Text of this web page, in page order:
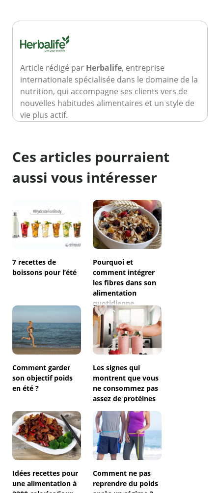
Article rédigé par Herbalife, entreprise
internationale spécialisée dans le domaine de la
nutrition, qui accompagne ses clients vers de
nouvelles habitudes alimentaires et un style de
vie plus actif.
Ces articles pourraient
aussi vous intéresser
7 recettes de
boissons pour l’été
Pourquoi et
comment intégrer
les fibres dans son
alimentation
quotidienne
Comment garder
son objectif poids
en été ?
Les signes qui
montrent que vous
ne consommez pas
assez de protéines
Idées recettes pour
une alimentation à
Comment ne pas
reprendre du poids